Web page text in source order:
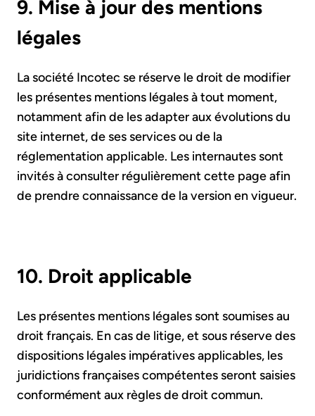
9. Mise à jour des mentions
légales
La société Incotec se réserve le droit de modifier
les présentes mentions légales à tout moment,
notamment afin de les adapter aux évolutions du
site internet, de ses services ou de la
réglementation applicable. Les internautes sont
invités à consulter régulièrement cette page afin
de prendre connaissance de la version en vigueur.
10. Droit applicable
Les présentes mentions légales sont soumises au
droit français. En cas de litige, et sous réserve des
dispositions légales impératives applicables, les
juridictions françaises compétentes seront saisies
conformément aux règles de droit commun.